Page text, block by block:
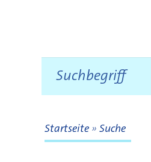
zurück zur Startseite
Startseite Suche